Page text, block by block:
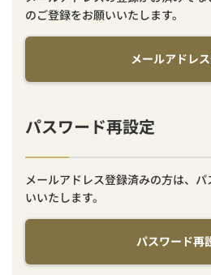
のご登録をお願いいたします。
メールアドレ
パスワード再設定
メールアドレス登録済みの方は、
いいたします。
パスワード再